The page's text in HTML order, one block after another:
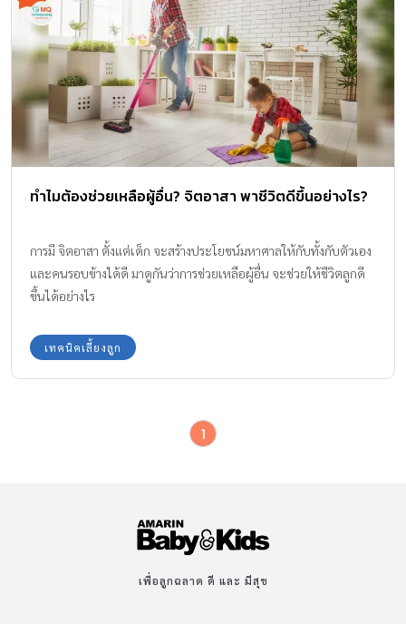
ทำไมต้องช่วยเหลือผู้อื่น? จิตอาสา พาชีวิตดีขึ้นอย่างไร?
การมี จิตอาสา ตั้งแต่เด็ก จะสร้างประโยชน์มหาศาลให้กับทั้งกับตัวเอง
และคนรอบข้างได้ดี มาดูกันว่าการช่วยเหลือผู้อื่น จะช่วยให้ชีวิตลูกดี
ขึ้นได้อย่างไร
เทคนิคเลี้ยงลูก
1
เพื่อลูกฉลาด ดี และ มีสุข